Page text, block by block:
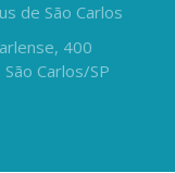
de São Carlos
400
Carlos/SP